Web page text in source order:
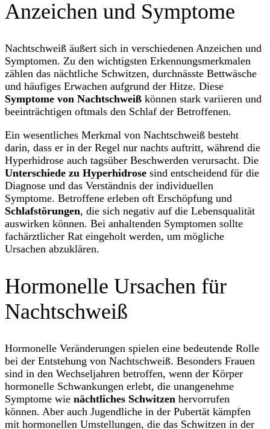
Anzeichen und Symptome
Nachtschweiß äußert sich in verschiedenen Anzeichen und
Symptomen. Zu den wichtigsten Erkennungsmerkmalen
zählen das nächtliche Schwitzen, durchnässte Bettwäsche
und häufiges Erwachen aufgrund der Hitze. Diese
Symptome von Nachtschweiß können stark variieren und
beeinträchtigen oftmals den Schlaf der Betroffenen.
Ein wesentliches Merkmal von Nachtschweiß besteht
darin, dass er in der Regel nur nachts auftritt, während die
Hyperhidrose auch tagsüber Beschwerden verursacht. Die
Unterschiede zu Hyperhidrose sind entscheidend für die
Diagnose und das Verständnis der individuellen
Symptome. Betroffene erleben oft Erschöpfung und
Schlafstörungen, die sich negativ auf die Lebensqualität
auswirken können. Bei anhaltenden Symptomen sollte
fachärztlicher Rat eingeholt werden, um mögliche
Ursachen abzuklären.
Hormonelle Ursachen für
Nachtschweiß
Hormonelle Veränderungen spielen eine bedeutende Rolle
bei der Entstehung von Nachtschweiß. Besonders Frauen
sind in den Wechseljahren betroffen, wenn der Körper
hormonelle Schwankungen erlebt, die unangenehme
Symptome wie nächtliches Schwitzen hervorrufen
können. Aber auch Jugendliche in der Pubertät kämpfen
mit hormonellen Umstellungen, die das Schwitzen in der